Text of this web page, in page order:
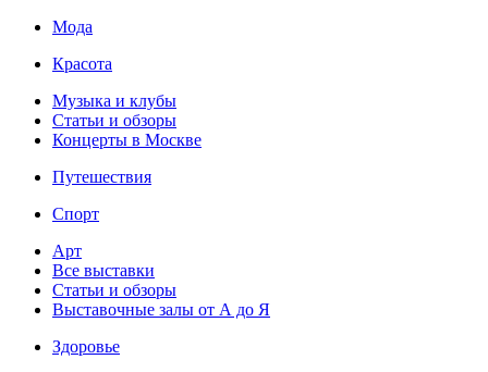
Мода
Красота
Музыка и клубы
Статьи и обзоры
Концерты в Москве
Путешествия
Спорт
Арт
Все выставки
Статьи и обзоры
Выставочные залы от А до Я
Здоровье